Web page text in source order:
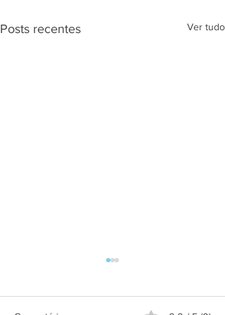
Posts recentes Ver tudo